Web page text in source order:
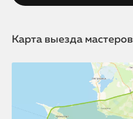
Карта выезда мастеров